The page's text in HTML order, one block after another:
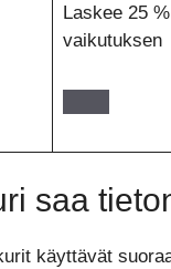
Laskee 25
vaikutuksen
saa
käyttävät